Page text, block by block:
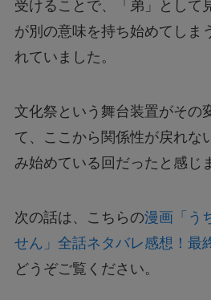
受けることで、「弟」として
が別の意味を持ち始めてしま
れていました。
文化祭という舞台装置がその
て、ここから関係性が戻れな
み始めている回だったと感じ
次の話は、こちらの漫画「う
せん」全話ネタバレ感想！最
どうぞご覧ください。